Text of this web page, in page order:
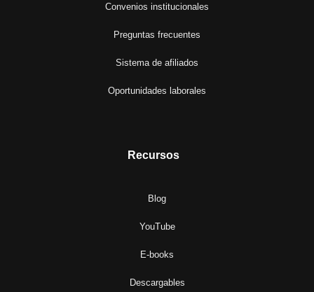
Convenios institucionales
Preguntas frecuentes
Sistema de afiliados
Oportunidades laborales
Recursos
Blog
YouTube
E-books
Descargables